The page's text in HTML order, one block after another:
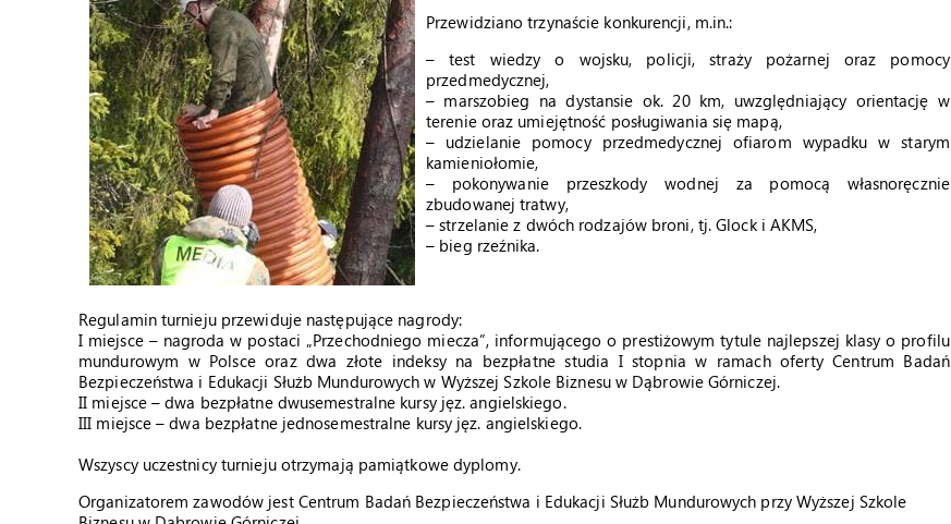
Przewidziano trzynaście konkurencji, m.in.:
– test wiedzy o wojsku, policji, straży pożarnej oraz pomocy
przedmedycznej,
– marszobieg na dystansie ok. 20 km, uwzględniający orientację w
terenie oraz umiejętność posługiwania się mapą,
– udzielanie pomocy przedmedycznej ofiarom wypadku w starym
kamieniołomie,
– pokonywanie przeszkody wodnej za pomocą własnoręcznie
zbudowanej tratwy,
– strzelanie z dwóch rodzajów broni, tj. Glock i AKMS,
– bieg rzeźnika.
Regulamin turnieju przewiduje następujące nagrody:
I miejsce – nagroda w postaci „Przechodniego miecza”, informującego o prestiżowym tytule najlepszej klasy o profilu
mundurowym w Polsce oraz dwa złote indeksy na bezpłatne studia I stopnia w ramach oferty Centrum Badań
Bezpieczeństwa i Edukacji Służb Mundurowych w Wyższej Szkole Biznesu w Dąbrowie Górniczej.
II miejsce – dwa bezpłatne dwusemestralne kursy jęz. angielskiego.
III miejsce – dwa bezpłatne jednosemestralne kursy jęz. angielskiego.
Wszyscy uczestnicy turnieju otrzymają pamiątkowe dyplomy.
Organizatorem zawodów jest Centrum Badań Bezpieczeństwa i Edukacji Służb Mundurowych przy Wyższej Szkole